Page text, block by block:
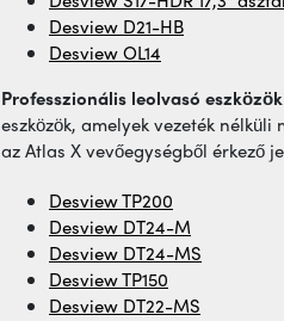
Desview D21-HB
Desview OL14
Professzionális leolvasó eszközök
eszközök, amelyek vezeték
az Atlas X vevőegységből érkező
Desview TP200
Desview DT24-M
Desview DT24-MS
Desview TP150
Desview DT22-MS